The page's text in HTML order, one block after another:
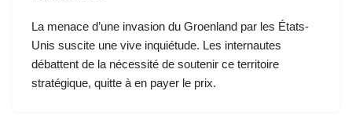
La menace d’une invasion du Groenland par les États-
Unis suscite une vive inquiétude. Les internautes
débattent de la nécessité de soutenir ce territoire
stratégique, quitte à en payer le prix.